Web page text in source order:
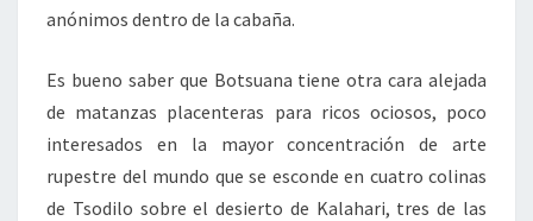
anónimos dentro de la cabaña.
Es bueno saber que Botsuana tiene otra cara alejada
de matanzas placenteras para ricos ociosos, poco
interesados en la mayor concentración de arte
rupestre del mundo que se esconde en cuatro colinas
de Tsodilo sobre el desierto de Kalahari, tres de las